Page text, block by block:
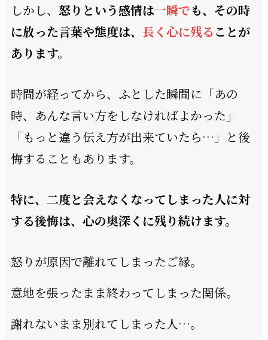
しかし、 怒りという感情は一瞬でも、その時
に放った言葉や態度は、 長く心に残る ことが
あります。
時間が経ってから、ふとした瞬間に「あの
時、あんな言い方をしなければよかった」
「もっと違う伝え方が出来ていたら…」と後
悔することもあります。
特に、二度と会えなくなってしまった人に対
する後悔は、心の奥深くに残り続けます。
怒りが原因で離れてしまったご縁。
意地を張ったまま終わってしまった関係。
謝れないまま別れてしまった人…。